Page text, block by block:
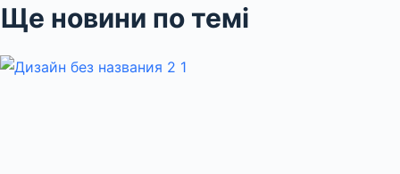
Ще новини по темі